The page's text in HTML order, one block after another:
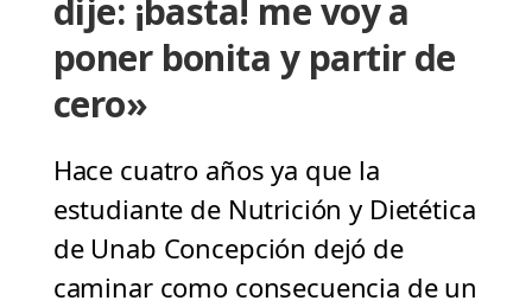
dije: ¡basta! me voy a
poner bonita y partir de
cero»
Hace cuatro años ya que la
estudiante de Nutrición y Dietética
de Unab Concepción dejó de
caminar como consecuencia de un